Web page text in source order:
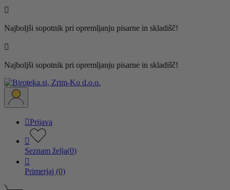

Najboljši sopotnik pri opremljanju pisarne in skladišč!

Najboljši sopotnik pri opremljanju pisarne in skladišč!
Prijava

Seznam želja(0)

Primerjaj (0)